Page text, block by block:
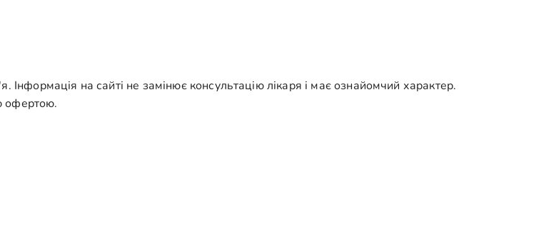
на сайті не замінює консультацію лікаря і має ознайомчий характер.
офертою.